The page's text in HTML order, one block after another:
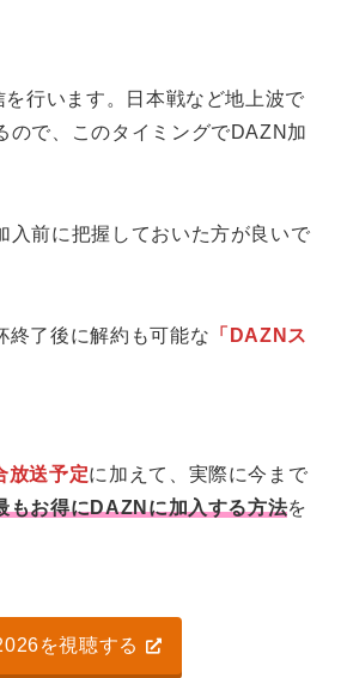
行います。日本戦など地上波で
ので、このタイミングでDAZN加
入前に把握しておいた方が良いで
終了後に解約も可能な 「DAZNス
放送予定に加えて、実際に今まで
もお得にDAZNに加入する方法を
を視聴する